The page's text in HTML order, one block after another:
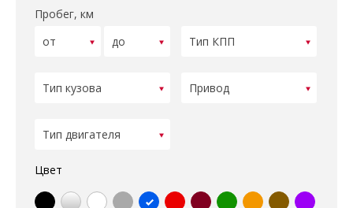
Пробег, км
Цвет